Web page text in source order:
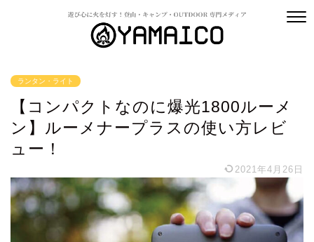
ランタン・ライト
【コンパクトなのに爆光1800ルーメ
ン】ルーメナープラスの使い方レビ
ュー！
2021年4月26日